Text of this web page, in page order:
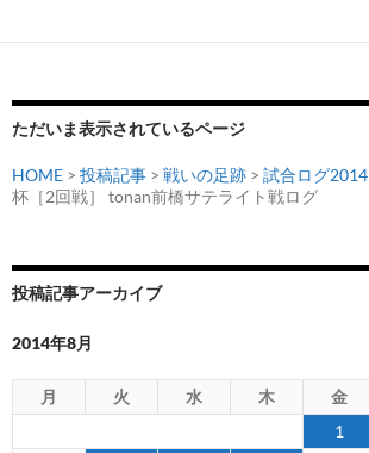
ー
ョ
ン
ただいま表示されているページ
HOME > 投稿記事 > 戦いの足跡 > 試合ログ2014
杯［2回戦］ tonan前橋サテライト戦ログ
投稿記事アーカイブ
2014年8月
月 火 水 木 金
1